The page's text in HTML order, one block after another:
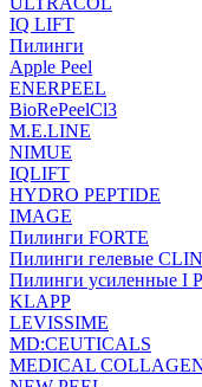
IQ LIFT
Пилинги
Apple Peel
ENERPEEL
BioRePeelCl3
M.E.LINE
NIMUE
IQLIFT
HYDRO PEPTIDE
IMAGE
Пилинги FORTE
Пилинги гелевые
Пилинги усиленные I
KLAPP
LEVISSIME
MD:CEUTICALS
MEDICAL